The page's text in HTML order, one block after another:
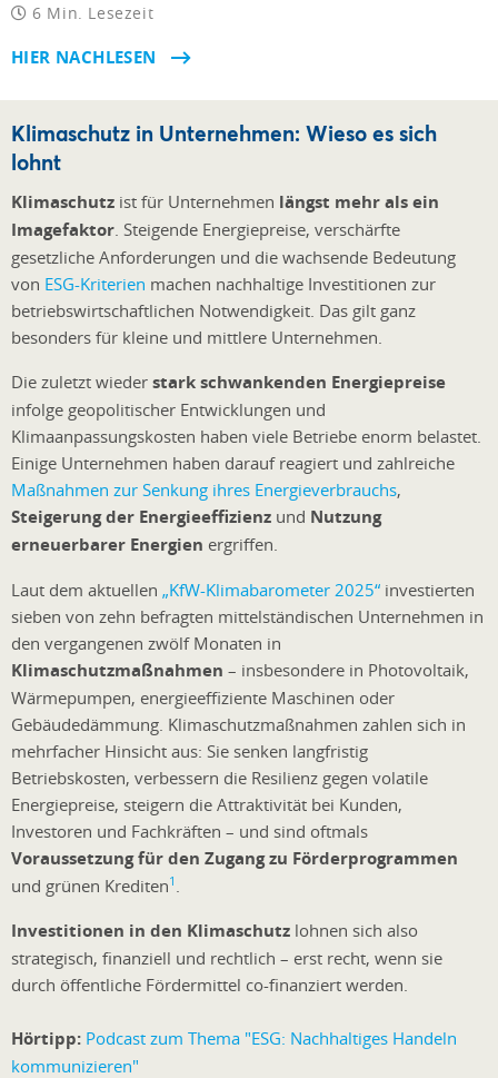
6 Min. Lesezeit
HIER NACHLESEN
Klimaschutz in Unternehmen: Wieso es sich
lohnt
Klimaschutz ist für Unternehmen längst mehr als ein
Imagefaktor . Steigende Energiepreise, verschärfte
gesetzliche Anforderungen und die wachsende Bedeutung
von ESG-Kriterien machen nachhaltige Investitionen zur
betriebswirtschaftlichen Notwendigkeit. Das gilt ganz
besonders für kleine und mittlere Unternehmen.
Die zuletzt wieder stark schwankenden Energiepreise
infolge geopolitischer Entwicklungen und
Klimaanpassungskosten haben viele Betriebe enorm belastet.
Einige Unternehmen haben darauf reagiert und zahlreiche
Maßnahmen zur Senkung ihres Energieverbrauchs,
Steigerung der Energieeffizienz und Nutzung
erneuerbarer Energien ergriffen.
Laut dem aktuellen „KfW-Klimabarometer 2025“ investierten
sieben von zehn befragten mittelständischen Unternehmen in
den vergangenen zwölf Monaten in
Klimaschutzmaßnahmen – insbesondere in Photovoltaik,
Wärmepumpen, energieeffiziente Maschinen oder
Gebäudedämmung. Klimaschutzmaßnahmen zahlen sich in
mehrfacher Hinsicht aus: Sie senken langfristig
Betriebskosten, verbessern die Resilienz gegen volatile
Energiepreise, steigern die Attraktivität bei Kunden,
Investoren und Fachkräften – und sind oftmals
Voraussetzung für den Zugang zu Förderprogrammen
und grünen Krediten1
Investitionen in den Klimaschutz lohnen sich also
strategisch, finanziell und rechtlich – erst recht, wenn sie
durch öffentliche Fördermittel co-finanziert werden.
Hörtipp: Podcast zum Thema "ESG: Nachhaltiges Handeln
kommunizieren"